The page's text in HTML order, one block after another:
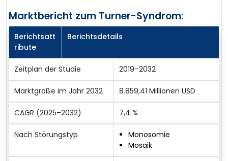
Marktbericht zum Turner-Syndrom:
Berichtsatt
ribute
Berichtsdetails
Zeitplan der Studie 2019–2032
Marktgröße im Jahr 2032 8.859,41 Millionen USD
CAGR (2025–2032) 7,4 %
Nach Störungstyp
Monosomie
Mosaik